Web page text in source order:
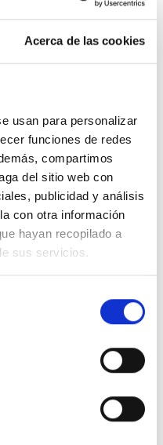
Acerca de las cookies
usan para personalizar
funciones de redes
compartimos
del sitio web con
publicidad y análisis
con otra información
hayan recopilado a
sus servicios.
bat duten
ez dauka